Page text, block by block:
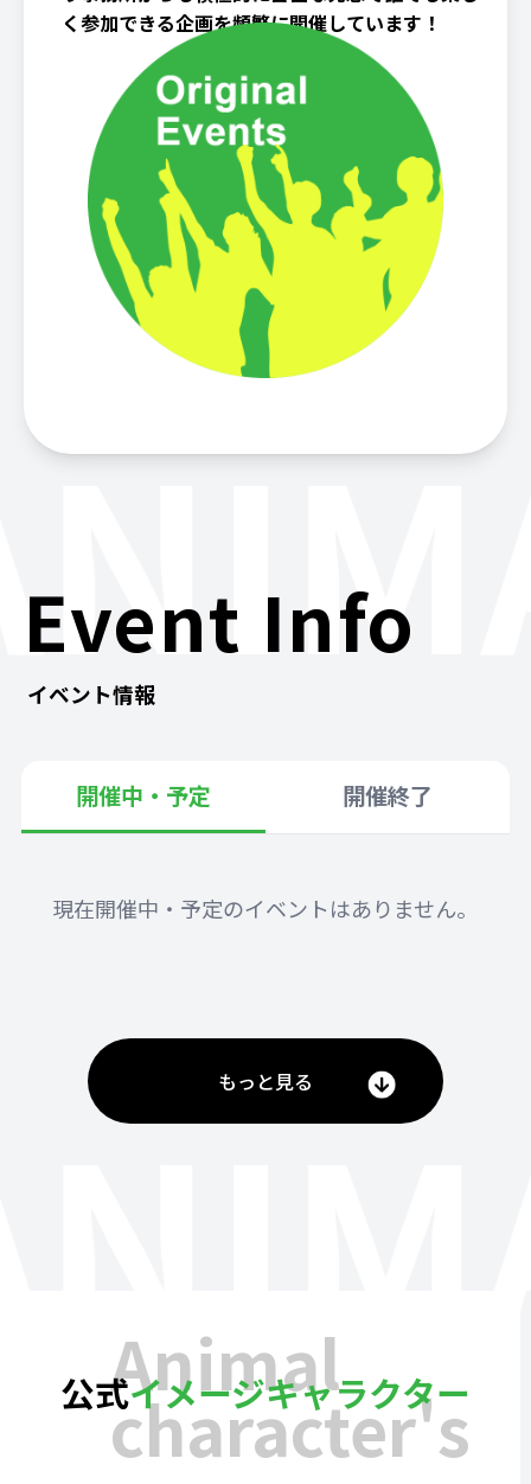
く参加できる企画を頻繁に開催しています！
Event Info
イベント情報
開催中・予定 開催終了
現在開催中・予定のイベントはありません。
もっと見る
公式イメージキャラクター
Animal
character's